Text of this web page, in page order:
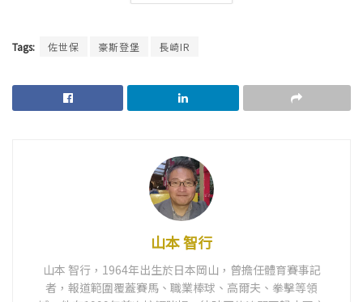
Tags: 佐世保 豪斯登堡 長崎IR
山本 智行
山本 智行，1964年出生於日本岡山，曾擔任體育賽事記
者，報道範圍覆蓋賽馬、職業棒球、高爾夫、拳擊等領